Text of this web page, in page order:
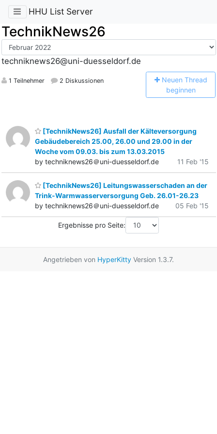
HHU List Server
TechnikNews26
techniknews26@uni-duesseldorf.de
1 Teilnehmer 2 Diskussionen Neuen Thread
beginnen
[TechnikNews26] Ausfall der Kälteversorgung
Gebäudebereich 25.00, 26.00 und 29.00 in der
Woche vom 09.03. bis zum 13.03.2015
by techniknews26＠uni-duesseldorf.de
11 Feb '15
[TechnikNews26] Leitungswasserschaden an der
Trink-Warmwasserversorgung Geb. 26.01-26.23
by techniknews26＠uni-duesseldorf.de
05 Feb '15
Ergebnisse pro Seite:
Angetrieben von HyperKitty Version 1.3.7.